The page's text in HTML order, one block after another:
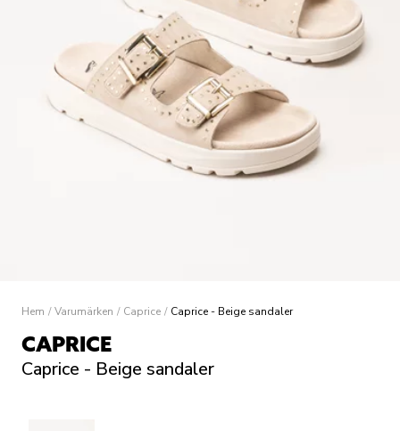
Hem / Varumärken / Caprice / Caprice - Beige sandaler
CAPRICE
Caprice - Beige sandaler